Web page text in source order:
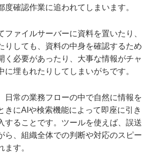
度確認作業に追われてしまいます。
ファイルサーバーに資料を置いたり、
りしても、資料の中身を確認するため
く必要があったり、大事な情報がチャ
に埋もれたりしてしまいがちです。
日常の業務フローの中で自然に情報を
きにAIや検索機能によって即座に引き
することです。ツールを使えば、誤送
ら、組織全体での判断や対応のスピー
ます。